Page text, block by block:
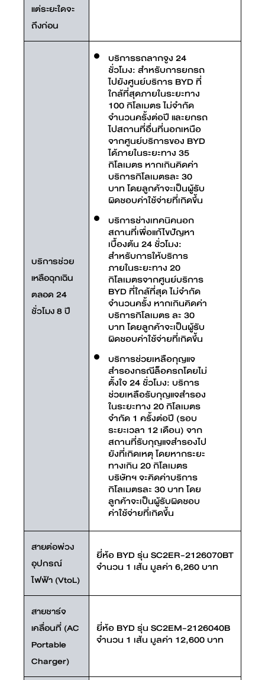
แต่ระยะใดจะ
ถึงก่อน
บริการช่วย
เหลือฉุกเฉิน
ตลอด 24
ชั่วโมง 8 ปี
บริการรถลากจูง 24
ชั่วโมง: สำหรับการยกรถ
ไปยังศูนย์บริการ BYD ที่
ใกล้ที่สุดภายในระยะทาง
100 กิโลเมตร ไม่จำกัด
จำนวนครั้งต่อปี และยกรถ
ไปสถานที่อื่นที่นอกเหนือ
จากศูนย์บริการของ BYD
ได้ภายในระยะทาง 35
กิโลเมตร หากเกินคิดค่า
บริการกิโลเมตรละ 30
บาท โดยลูกค้าจะเป็นผู้รับ
ผิดชอบค่าใช้จ่ายที่เกิดขึ้น
บริการช่างเทคนิคนอก
สถานที่เพื่อแก้ไขปัญหา
เบื้องต้น 24 ชั่วโมง:
สำหรับการให้บริการ
ภายในระยะทาง 20
กิโลเมตรจากศูนย์บริการ
BYD ที่ใกล้ที่สุด ไม่จำกัด
จำนวนครั้ง หากเกินคิดค่า
บริการกิโลเมตร ละ 30
บาท โดยลูกค้าจะเป็นผู้รับ
ผิดชอบค่าใช้จ่ายที่เกิดขึ้น
บริการช่วยเหลือกุญแจ
สำรองกรณีล็อครถโดยไม่
ตั้งใจ 24 ชั่วโมง: บริการ
ช่วยเหลือรับกุญแจสำรอง
ในระยะทาง 20 กิโลเมตร
จำกัด 1 ครั้งต่อปี (รอบ
ระยะเวลา 12 เดือน) จาก
สถานที่รับกุญแจสำรองไป
ยังที่เกิดเหตุ โดยหากระยะ
ทางเกิน 20 กิโลเมตร
บริษัทฯ จะคิดค่าบริการ
กิโลเมตรละ 30 บาท โดย
ลูกค้าจะเป็นผู้รับผิดชอบ
ค่าใช้จ่ายที่เกิดขึ้น
สายต่อพ่วง
อุปกรณ์
ไฟฟ้า (VtoL)
ยี่ห้อ BYD รุ่น SC2ER-2126070BT
จำนวน 1 เส้น มูลค่า 6,260 บาท
สายชาร์จ
เคลื่อนที่ (AC
Portable
Charger)
ยี่ห้อ BYD รุ่น SC2EM-2126040B
จำนวน 1 เส้น มูลค่า 12,600 บาท